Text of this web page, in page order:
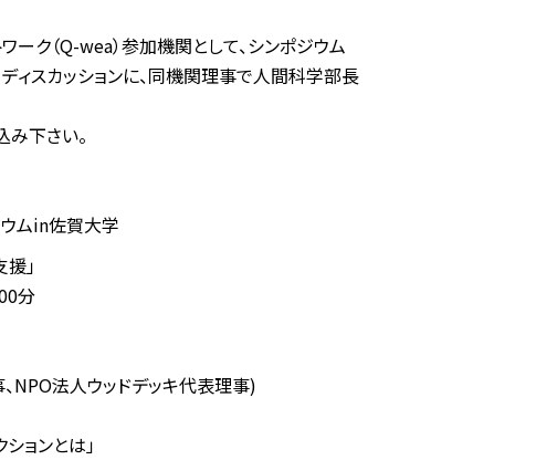
ク（Q-wea）参加機関として、シンポジウム
ィスカッションに、同機関理事で人間科学部長
下さい。
ムin佐賀大学
」
分
法人ウッドデッキ代表理事)
ョンとは」